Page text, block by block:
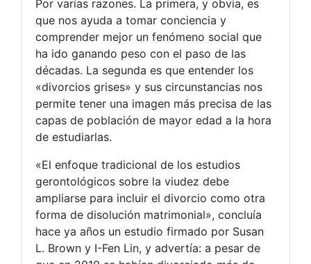
Por varias razones. La primera, y obvia, es
que nos ayuda a tomar conciencia y
comprender mejor un fenómeno social que
ha ido ganando peso con el paso de las
décadas. La segunda es que entender los
«divorcios grises» y sus circunstancias nos
permite tener una imagen más precisa de las
capas de población de mayor edad a la hora
de estudiarlas.
«El enfoque tradicional de los estudios
gerontológicos sobre la viudez debe
ampliarse para incluir el divorcio como otra
forma de disolución matrimonial», concluía
hace ya años un estudio firmado por Susan
L. Brown y I-Fen Lin, y advertía: a pesar de